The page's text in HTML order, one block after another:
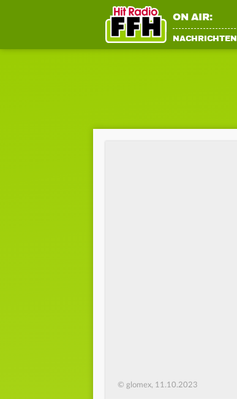
ON AIR:
NACHRICHTEN
© glomex, 11.10.2023